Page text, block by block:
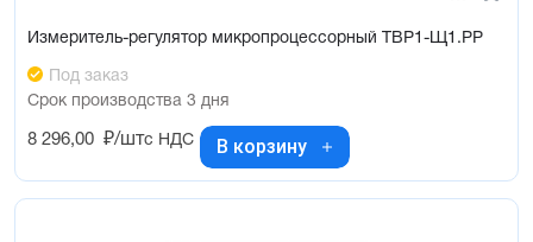
Измеритель-регулятор микропроцессорный ТВР1-Щ1.РР
Под заказ
Срок производства 3 дня
8 296,00 ₽/штс НДС В корзину